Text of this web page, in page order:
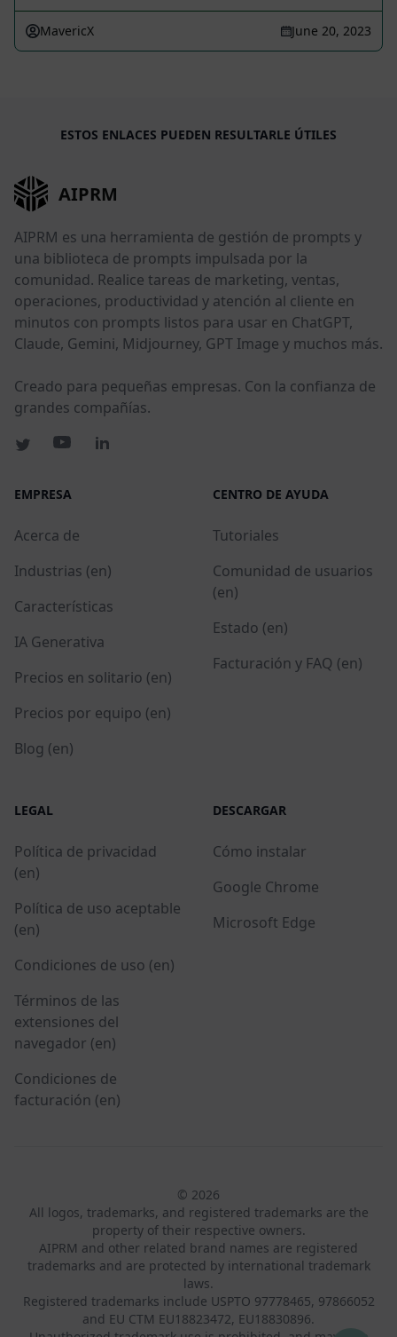
MavericX June 20, 2023
ESTOS ENLACES PUEDEN RESULTARLE ÚTILES
AIPRM
AIPRM es una herramienta de gestión de prompts y
una biblioteca de prompts impulsada por la
comunidad. Realice tareas de marketing, ventas,
operaciones, productividad y atención al cliente en
minutos con prompts listos para usar en ChatGPT,
Claude, Gemini, Midjourney, GPT Image y muchos más.
Creado para pequeñas empresas. Con la confianza de
grandes compañías.
EMPRESA
Acerca de
Industrias (en)
Características
IA Generativa
Precios en solitario (en)
Precios por equipo (en)
Blog (en)
CENTRO DE AYUDA
Tutoriales
Comunidad de usuarios
(en)
Estado (en)
Facturación y FAQ (en)
LEGAL
Política de privacidad
(en)
Política de uso aceptable
(en)
Condiciones de uso (en)
Términos de las
extensiones del
navegador (en)
Condiciones de
facturación (en)
DESCARGAR
Cómo instalar
Google Chrome
Microsoft Edge
© 2026
All logos, trademarks, and registered trademarks are the
property of their respective owners.
AIPRM and other related brand names are registered
trademarks and are protected by international trademark
laws.
Registered trademarks include USPTO 97778465, 97866052
and EU CTM EU18823472, EU18830896.